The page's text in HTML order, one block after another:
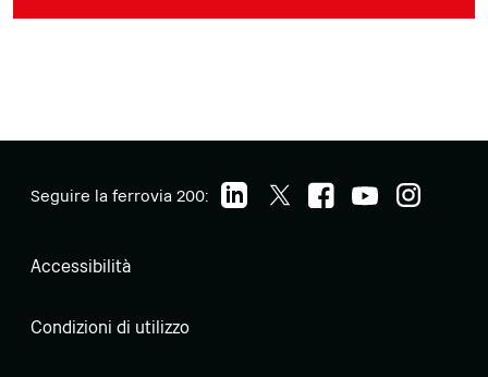
Seguire la ferrovia 200:
Accessibilità
Condizioni di utilizzo